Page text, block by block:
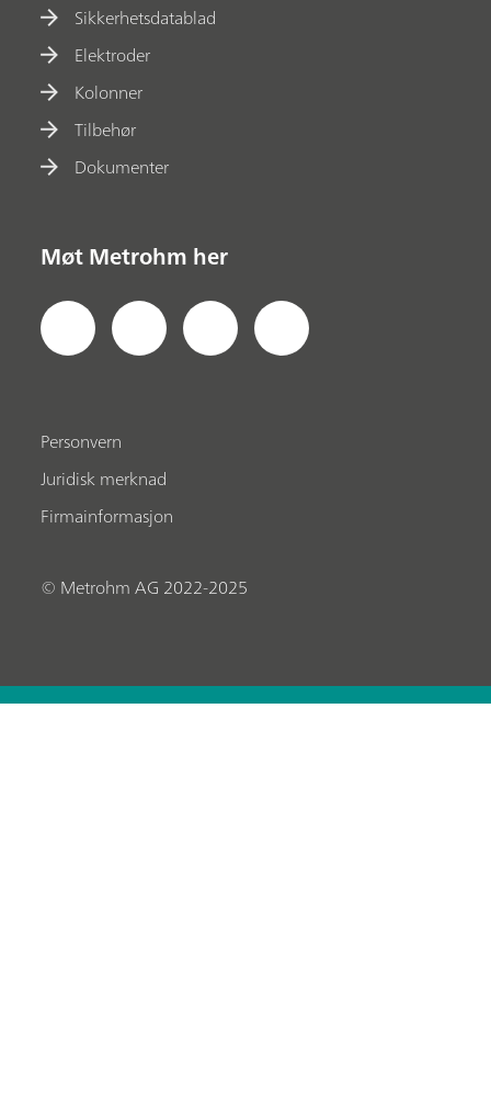
Sikkerhetsdatablad
Elektroder
Kolonner
Tilbehør
Dokumenter
Møt Metrohm her
Personvern
Juridisk merknad
Firmainformasjon
© Metrohm AG 2022-2025